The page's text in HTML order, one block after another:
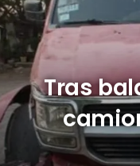
Tras